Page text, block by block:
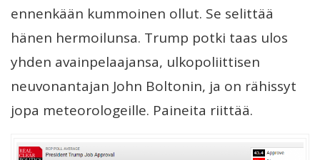
ennenkään kummoinen ollut. Se selittää
hänen hermoilunsa. Trump potki taas ulos
yhden avainpelaajansa, ulkopoliittisen
neuvonantajan John Boltonin, ja on rähissyt
jopa meteorologeille. Paineita riittää.